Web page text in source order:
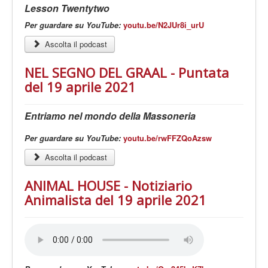
Lesson Twentytwo
Per guardare su YouTube: youtu.be/N2JUr8i_urU
Ascolta il podcast
NEL SEGNO DEL GRAAL - Puntata
del 19 aprile 2021
Entriamo nel mondo della Massoneria
Per guardare su YouTube: youtu.be/rwFFZQoAzsw
Ascolta il podcast
ANIMAL HOUSE - Notiziario
Animalista del 19 aprile 2021